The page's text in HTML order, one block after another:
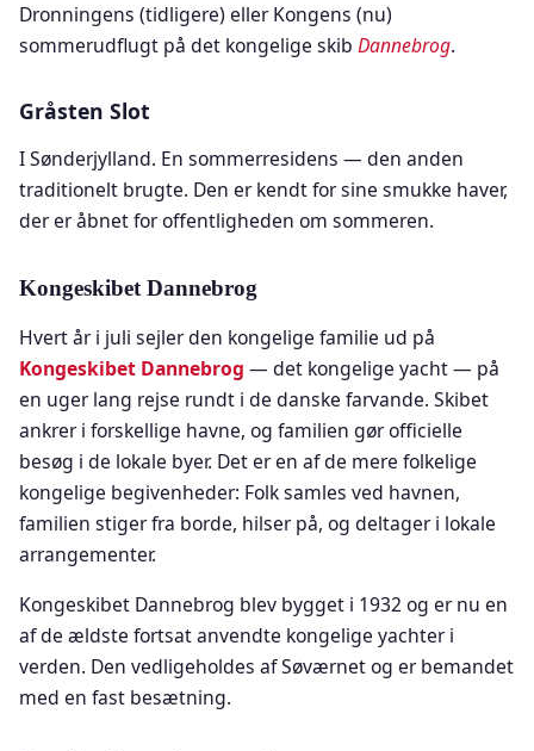
Dronningens (tidligere) eller Kongens (nu)
sommerudflugt på det kongelige skib Dannebrog.
Gråsten Slot
I Sønderjylland. En sommerresidens — den anden
traditionelt brugte. Den er kendt for sine smukke haver,
der er åbnet for offentligheden om sommeren.
Kongeskibet Dannebrog
Hvert år i juli sejler den kongelige familie ud på
Kongeskibet Dannebrog — det kongelige yacht — på
en uger lang rejse rundt i de danske farvande. Skibet
ankrer i forskellige havne, og familien gør officielle
besøg i de lokale byer. Det er en af de mere folkelige
kongelige begivenheder: Folk samles ved havnen,
familien stiger fra borde, hilser på, og deltager i lokale
arrangementer.
Kongeskibet Dannebrog blev bygget i 1932 og er nu en
af de ældste fortsat anvendte kongelige yachter i
verden. Den vedligeholdes af Søværnet og er bemandet
med en fast besætning.